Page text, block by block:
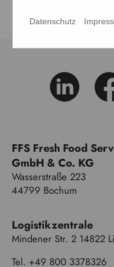
FFS Fresh Food
GmbH & Co. KG
Wasserstraße 223
44799 Bochum
Logistikzentrale
Mindener Str. 2 14822
Tel. +49 800 3378326
Datenschutz